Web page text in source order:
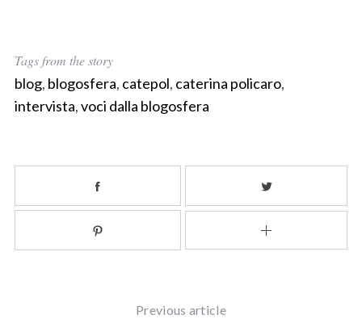
Tags from the story
blog, blogosfera, catepol, caterina policaro,
intervista,voci dalla blogosfera
Previous article